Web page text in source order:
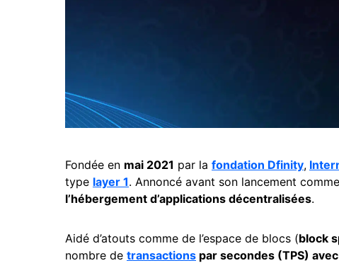
Fondée en mai 2021 par la fondation Dfinity,
type layer 1. Annoncé avant son lancement comme
l’hébergement d’applications décentralisées.
Aidé d’atouts comme de l’espace de blocs (block
nombre de transactions par secondes (TPS)